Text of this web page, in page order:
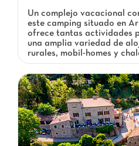
Un complejo vacacional
este camping situado en
ofrece tantas actividades
una amplia variedad de
rurales, mobil-homes y